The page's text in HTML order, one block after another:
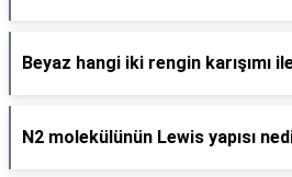
Beyaz hangi iki rengin karışımı
N2 molekülünün Lewis yapısı